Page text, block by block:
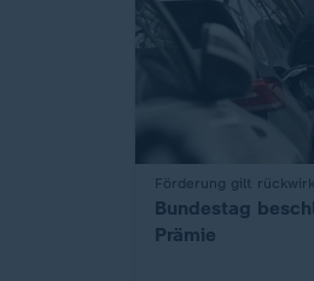
Förderung gilt
:
Bundestag
Prämie